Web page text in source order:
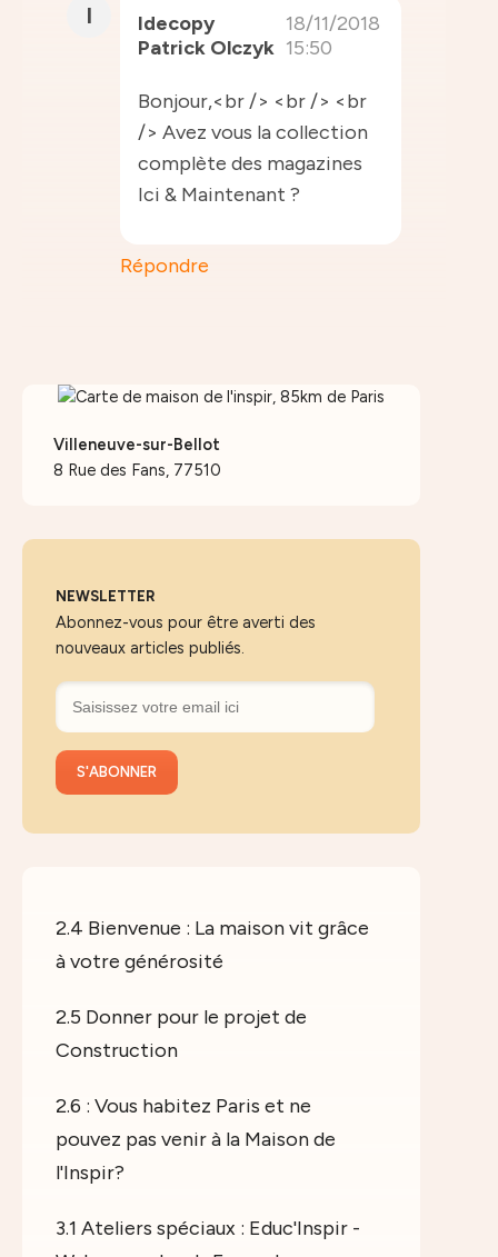
I
Idecopy
Patrick Olczyk
18/11/2018
15:50
Bonjour,<br /> <br /> <br
/> Avez vous la collection
complète des magazines
Ici & Maintenant ?
Répondre
Villeneuve-sur-Bellot
8 Rue des Fans, 77510
NEWSLETTER
Abonnez-vous pour être averti des
nouveaux articles publiés.
2.4 Bienvenue : La maison vit grâce
à votre générosité
2.5 Donner pour le projet de
Construction
2.6 : Vous habitez Paris et ne
pouvez pas venir à la Maison de
l'Inspir?
3.1 Ateliers spéciaux : Educ'Inspir -